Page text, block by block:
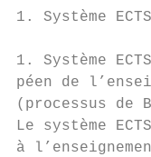
1. Système
1. Système
péen de
(processus de
Le système
à